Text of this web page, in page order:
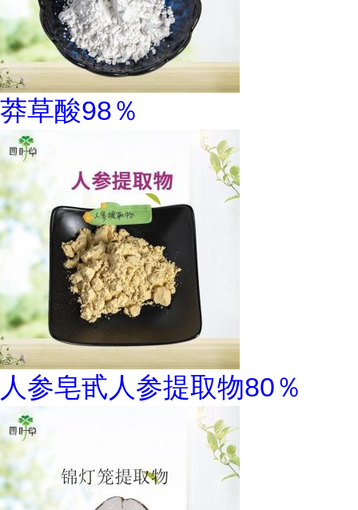
莽草酸98％
人参皂甙人参提取物80％